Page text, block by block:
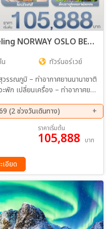
ทัวร์นอร์เวร์ feel all the feeling NORWAY OSLO BERGEN FLAM FJORD 9วัน 6คืน (EK)
ทัวร์นอร์เวย์
วรรณภูมิ – ท่าอากาศยานนานาชาติ
พัก เปลี่ยนเครื่อง – ท่าอากาศยาน
วมค่ารถไฟ ไป-กลับ) – เมือง
(รวมค่ารถรางไป-กลับ) – ภู
อร์เกนสู่ภูเขาอุลริเคน (รวมค่า
และ
อมปราการอาเคร์สฮูส – รัฐสภา
ครแห่งชาติ – โอเปร่าออสโล –
–รูปปั้น Gustav Vigeland
(2 ช่วงวันเดินทาง)
24 ก.ย. 69 - 02 ต.ค. 69
ราคาเริ่มต้น
105,888 บาท
เอียด